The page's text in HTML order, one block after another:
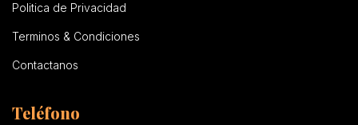
Politica de Privacidad
Terminos & Condiciones
Contactanos
Teléfono